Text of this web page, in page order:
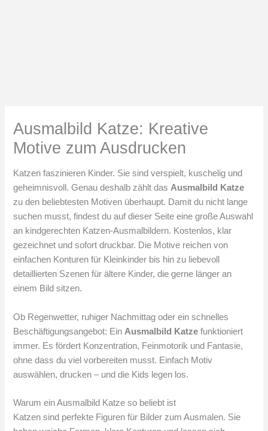
Ausmalbild Katze: Kreative
Motive zum Ausdrucken
Katzen faszinieren Kinder. Sie sind verspielt, kuschelig und
geheimnisvoll. Genau deshalb zählt dasAusmalbild Katze
zu den beliebtesten Motiven überhaupt. Damit du nicht lange
suchen musst, findest du auf dieser Seite eine große Auswahl
an kindgerechten Katzen-Ausmalbildern. Kostenlos, klar
gezeichnet und sofort druckbar. Die Motive reichen von
einfachen Konturen für Kleinkinder bis hin zu liebevoll
detaillierten Szenen für ältere Kinder, die gerne länger an
einem Bild sitzen.
Ob Regenwetter, ruhiger Nachmittag oder ein schnelles
Beschäftigungsangebot: Ein Ausmalbild Katze funktioniert
immer. Es fördert Konzentration, Feinmotorik und Fantasie,
ohne dass du viel vorbereiten musst. Einfach Motiv
auswählen, drucken – und die Kids legen los.
Warum ein Ausmalbild Katze so beliebt ist
Katzen sind perfekte Figuren für Bilder zum Ausmalen. Sie